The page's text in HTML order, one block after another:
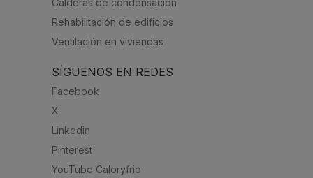
Calderas de condensación
Rehabilitación de edificios
Ventilación en viviendas
SÍGUENOS EN REDES
Facebook
X
Linkedin
Pinterest
YouTube Caloryfrio